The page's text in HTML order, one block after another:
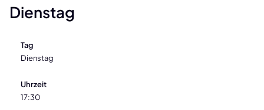
Dienstag
Tag
Dienstag
Uhrzeit
17:30